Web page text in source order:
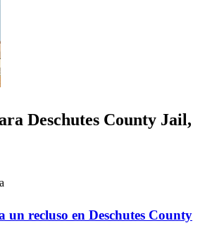
Deschutes County Jail,
un recluso en Deschutes County